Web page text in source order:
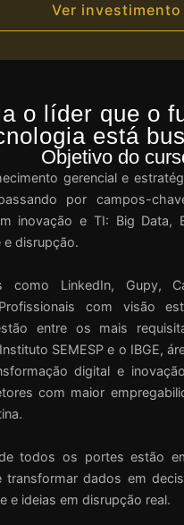
Ver investimento
o líder que o
está
Objetivo do
gerencial e
por campos-
inovação e TI: Big Data,
e disrupção.
como LinkedIn, Gupy,
com visão
entre os mais
SEMESP e o IBGE,
digital e
com maior
todos os portes estão
transformar dados em
e ideias em disrupção real.